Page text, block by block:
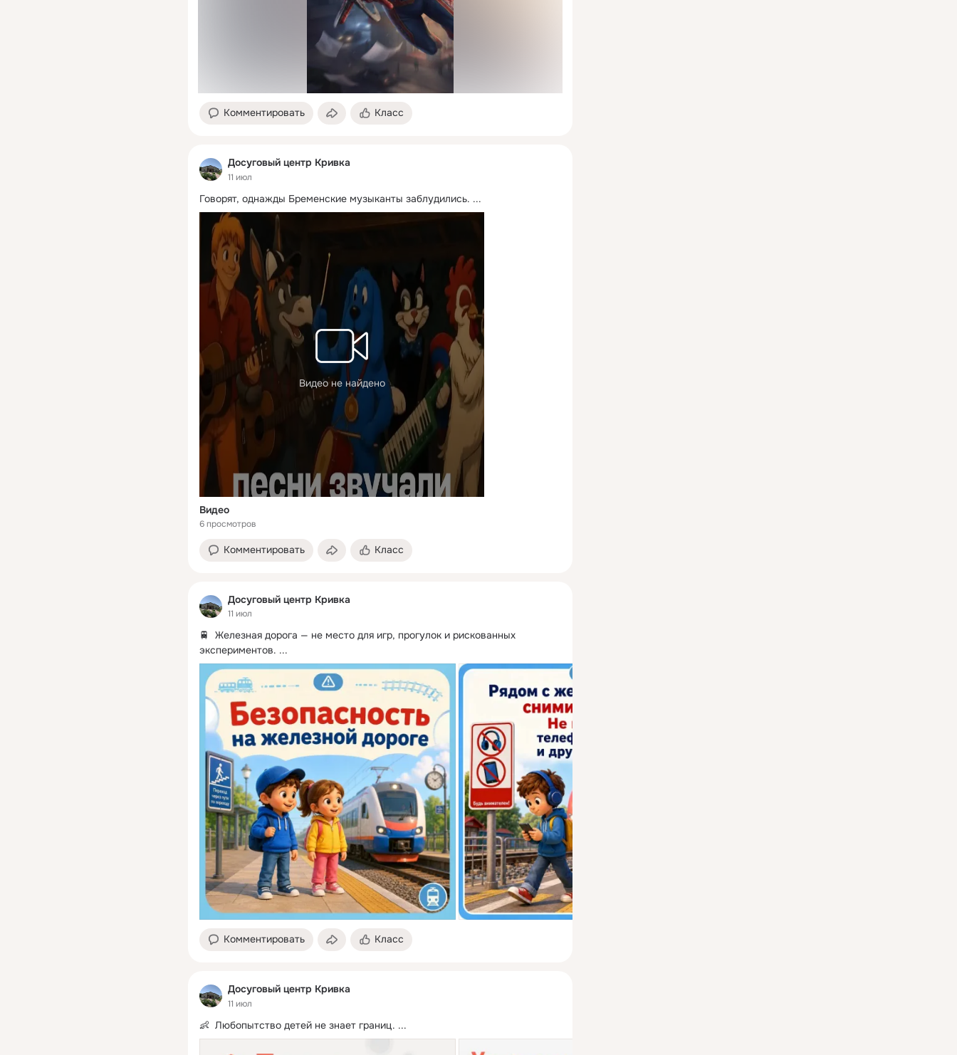
Комментировать Класс
Досуговый центр Кривка
11 июл
Говорят, однажды Бременские музыканты заблудились. ...
Видео не найдено
Видео
6 просмотров
Комментировать Класс
Досуговый центр Кривка
11 июл
🚆  Железная дорога — не место для игр, прогулок и рискованных
экспериментов. ...
Комментировать Класс
Досуговый центр Кривка
11 июл
👶  Любопытство детей не знает границ. ...